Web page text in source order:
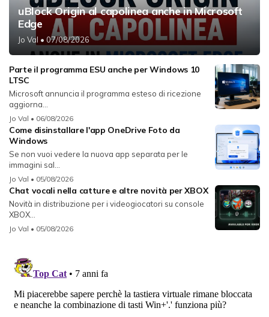
uBlock Origin al capolinea anche in Microsoft
Edge
Jo Val • 07/08/2026
Parte il programma ESU anche per Windows 10
LTSC
Microsoft annuncia il programma esteso di ricezione
aggiorna...
Jo Val • 06/08/2026
Come disinstallare l'app OneDrive Foto da
Windows
Se non vuoi vedere la nuova app separata per le
immagini sal...
Jo Val • 05/08/2026
Chat vocali nella catture e altre novità per XBOX
Novità in distribuzione per i videogiocatori su console
XBOX...
Jo Val • 05/08/2026